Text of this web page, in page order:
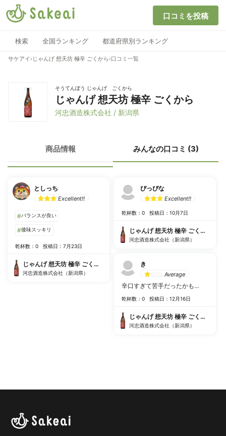
口コミを投稿
検索 全国ランキング 都道府県別ランキング
サケアイ › じゃんげ 想天坊 極辛 ごくから›口コミ一覧
そうてんぼう じゃんげ ごくから
じゃんげ 想天坊 極辛 ごくから
河忠酒造株式会社 / 新潟県
商品情報 みんなの口コミ (3)
としっち
Excellent!!
#バランスが良い
#後味スッキリ
乾杯数：0 投稿日：7月23日
じゃんげ 想天坊 極辛 ごくから
河忠酒造株式会社（新潟県）
ぴっぴな
Excellent!!
乾杯数：0 投稿日：10月7日
じゃんげ 想天坊 極辛 ごくから
河忠酒造株式会社（新潟県）
き
Average
辛口すぎて苦手だったかも…
乾杯数：0 投稿日：12月16日
じゃんげ 想天坊 極辛 ごくから
河忠酒造株式会社（新潟県）